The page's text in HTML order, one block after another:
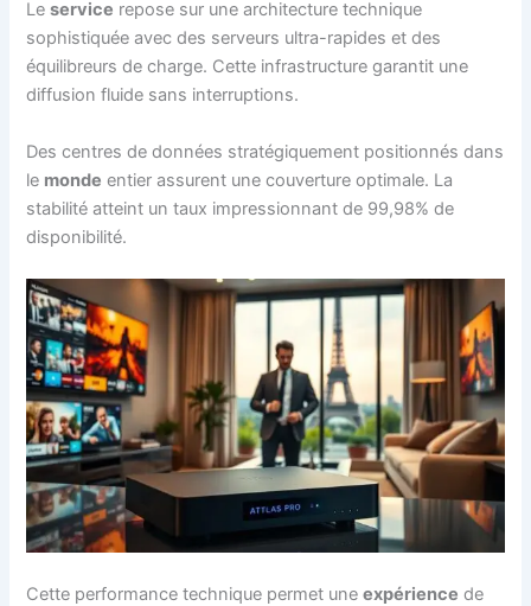
Leservice repose sur une architecture technique
sophistiquée avec des serveurs ultra-rapides et des
équilibreurs de charge. Cette infrastructure garantit une
diffusion fluide sans interruptions.
Des centres de données stratégiquement positionnés dans
le monde entier assurent une couverture optimale. La
stabilité atteint un taux impressionnant de 99,98% de
disponibilité.
Cette performance technique permet uneexpérience de